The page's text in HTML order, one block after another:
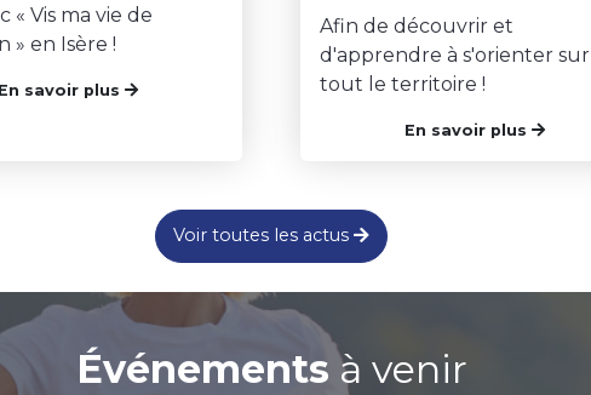
« Vis ma vie de
» en Isère !
En savoir plus
Afin de découvrir et
d'apprendre à s'orienter sur
tout le territoire !
En savoir plus
Voir toutes les actus
Événements à venir